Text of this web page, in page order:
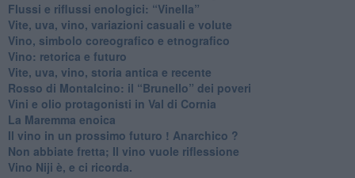
​Flussi e riflussi enologici: “Vinella”
Vite, uva, vino, variazioni casuali e volute
Vino, simbolo coreografico e etnografico
​Vino: retorica e futuro
​Vite, uva, vino, storia antica e recente
​Rosso di Montalcino: il “Brunello” dei poveri
Vini e olio protagonisti in Val di Cornia
​La Maremma enoica
Il vino in un prossimo futuro ! Anarchico ?
​Non abbiate fretta; Il vino vuole riflessione
​Vino Niji è, e ci ricorda.